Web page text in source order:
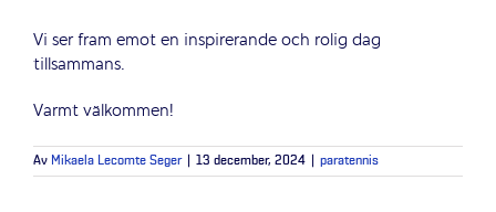
Vi ser fram emot en inspirerande och rolig dag
tillsammans.
Varmt välkommen!
Av Mikaela Lecomte Seger 13 december, 2024 paratennis